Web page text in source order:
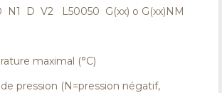
N1 D V2 L50050 G(xx) o G(xx)NM
maximal (°C)
(N=pression négatif,